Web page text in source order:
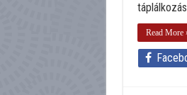
Read More